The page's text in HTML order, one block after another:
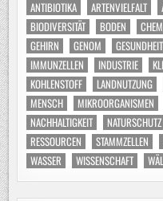
ANTIBIOTIKA ARTENVIELFALT
BIODIVERSITÄT
BODEN
GEHIRN
GENOM GESUNDHEIT
IMMUNZELLEN
INDUSTRIE
KOHLENSTOFF
LANDNUTZUNG
MENSCH
MIKROORGANISMEN
NACHHALTIGKEIT
NATURSCHUTZ
RESSOURCEN
STAMMZELLEN
WASSER
WISSENSCHAFT